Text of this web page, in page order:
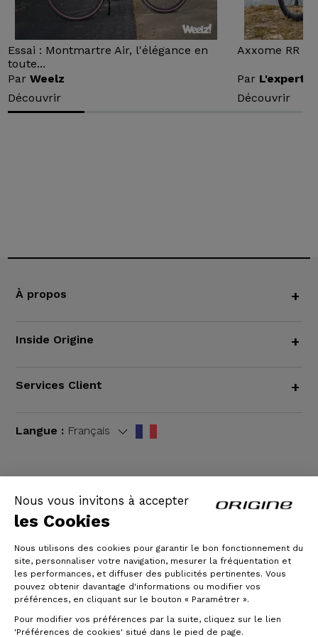
Nous vous invitons à accepter
les Cookies
Nous utilisons des cookies pour garantir le bon fonctionnement du
site, personnaliser votre navigation, mesurer la fréquentation et
les performances, et diffuser des publicités pertinentes. Vous
pouvez obtenir davantage d'informations ou modifier vos
préférences, en cliquant sur le bouton « Paramétrer ».
Pour modifier vos préférences par la suite, cliquez sur le lien
'Préférences de cookies' situé dans le pied de page.
Essai : Montmartre Air, l'élégance en
toute...
ParWeelz
Découvrir
Axxome RR :
Par L'expert
Découvrir
À propos +
Inside Origine +
Services Client +
Langue : Français
CGV | Mentions légales